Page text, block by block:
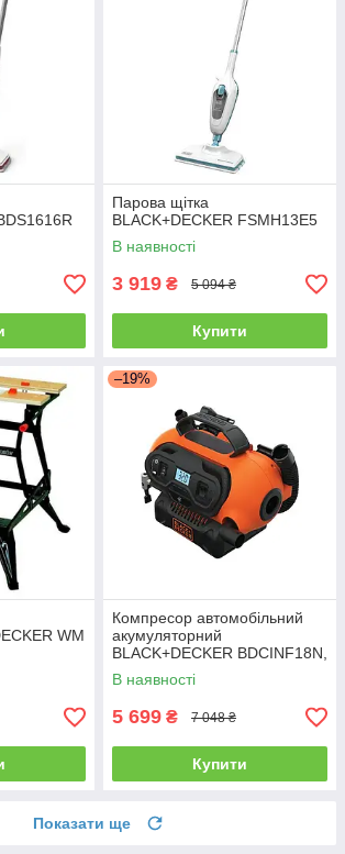
Парова щітка
BLACK+DECKER FSMH13E5
В наявності
3 919 ₴ 5 094 ₴
Купити
WM
–19%
Компресор автомобільний
акумуляторний
BLACK+DECKER BDCINF18N,
Li-Ion, напруга 18 В
В наявності
5 699 ₴ 7 048 ₴
Купити
Показати ще